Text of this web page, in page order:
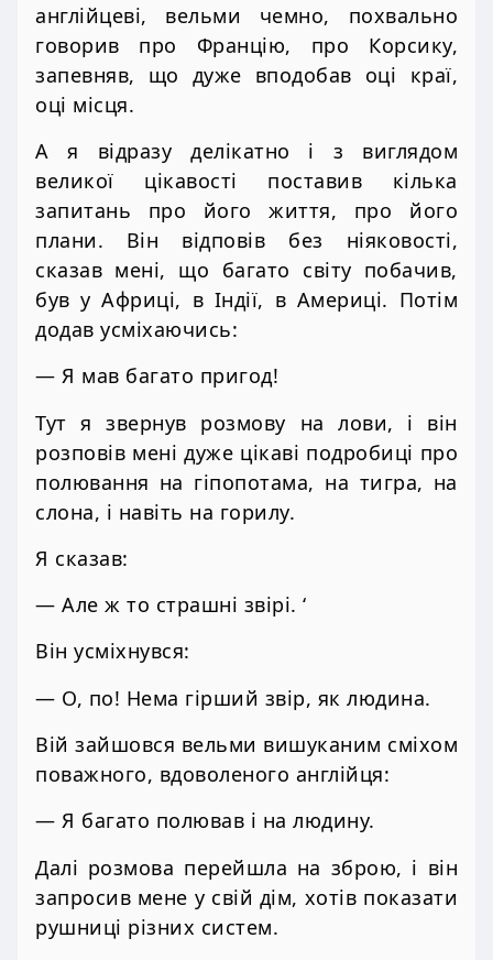
англійцеві, вельми чемно, похвально
говорив про Францію, про Корсику,
запевняв, що дуже вподобав оці краї,
оці місця.
А я відразу делікатно і з виглядом
великої цікавості поставив кілька
запитань про його життя, про його
плани. Він відповів без ніяковості,
сказав мені, що багато світу побачив,
був у Африці, в Індії, в Америці. Потім
додав усміхаючись:
— Я мав багато пригод!
Тут я звернув розмову на лови, і він
розповів мені дуже цікаві подробиці про
полювання на гіпопотама, на тигра, на
слона, і навіть на горилу.
Я сказав:
— Але ж то страшні звірі. ‘
Він усміхнувся:
— О, по! Нема гірший звір, як людина.
Вій зайшовся вельми вишуканим сміхом
поважного, вдоволеного англійця:
— Я багато полював і на людину.
Далі розмова перейшла на зброю, і він
запросив мене у свій дім, хотів показати
рушниці різних систем.